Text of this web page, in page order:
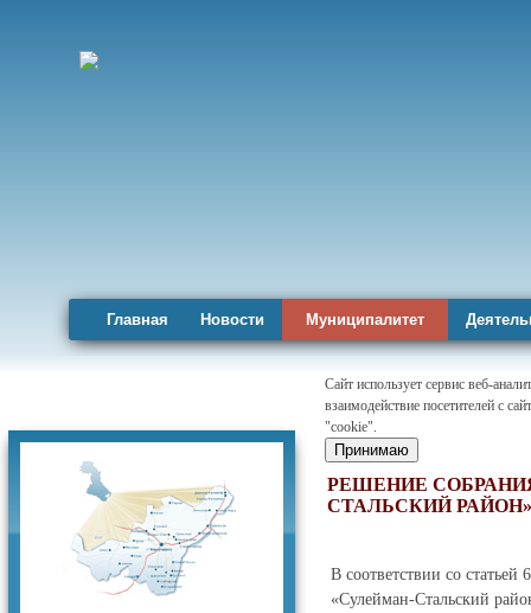
Главная Новости Муниципалитет
Сайт использует сервис веб-
взаимодействие посетителей с
"cookie".
Принимаю
РЕШЕНИЕ
СТАЛЬСКИЙ
В соответствии со
«Сулейман-Стальский